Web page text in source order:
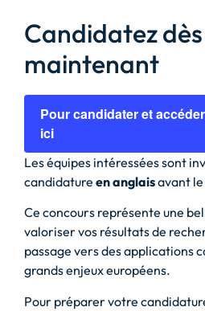
Candidatez dès
maintenant
Pour candidater et
ici
Les équipes intéressées sont
candidature en anglaisavant le
Ce concours représente une
valoriser vos résultats de
passage vers des applications
grands enjeux européens.
Pour préparer votre